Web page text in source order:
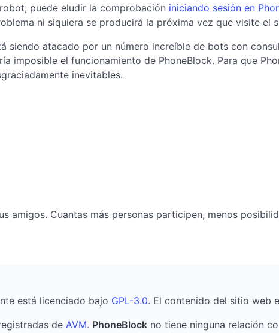
puede eludir la comprobación iniciando sesión en
ni siquiera se producirá la próxima vez que visite el
siendo atacado por un número increíble de bots con
imposible el funcionamiento de PhoneBlock. Para que
inevitables.
amigos. Cuantas más personas participen, menos
está licenciado bajo GPL-3.0. El contenido del sitio web
de AVM. PhoneBlock no tiene ninguna relación